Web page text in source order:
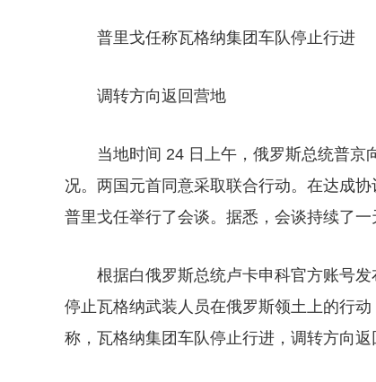
普里戈任称瓦格纳集团车队停止行进
调转方向返回营地
当地时间 24 日上午，俄罗斯总统普
况。两国元首同意采取联合行动。在达成
普里戈任举行了会谈。据悉，会谈持续了
根据白俄罗斯总统卢卡申科官方账号
停止瓦格纳武装人员在俄罗斯领土上的行
称，瓦格纳集团车队停止行进，调转方向返